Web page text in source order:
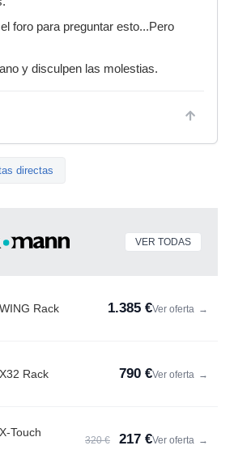
foro para preguntar esto...Pero
y disculpen las molestias.
directas
VER TODAS
Rack 1.385 €Ver oferta →
Rack 790 €Ver oferta →
Touch
320 € 217 €Ver oferta →